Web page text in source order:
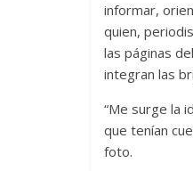
informar,
quien,
las páginas
integran las
“Me surge la
que tenían
foto.